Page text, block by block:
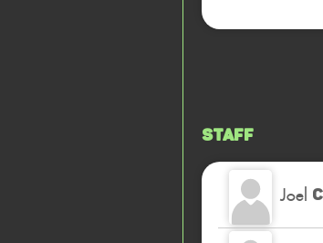
Staff
Joel